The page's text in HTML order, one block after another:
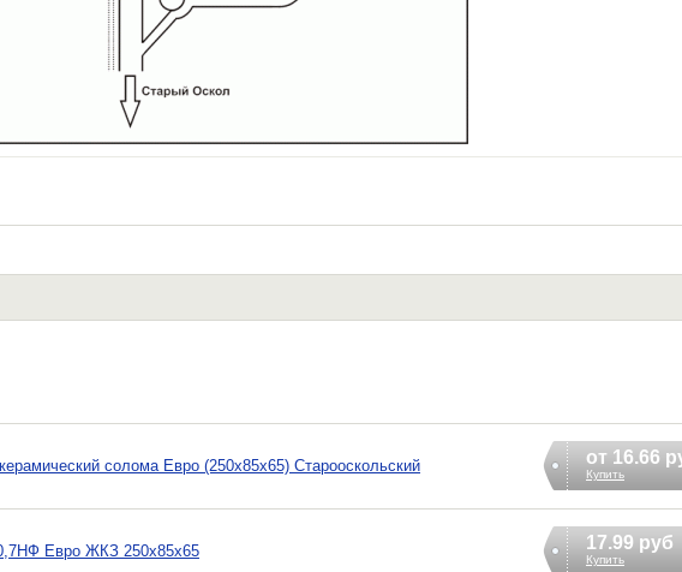
солома Евро (250х85х65) Старооскольский от 16.66
Купить
Евро ЖКЗ 250х85х65 17.99 руб
Купить